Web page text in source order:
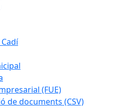
(FUE)
de documents (CSV)